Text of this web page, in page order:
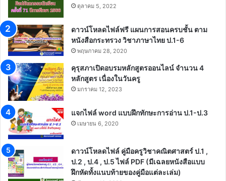
ตุลาคม 5, 2022
ดาวน์โหลดไฟล์ฟรี แผนการสอนครบชั้น ตาม
หนังสือกระทรวง วิชาภาษาไทย ป.1-6
พฤษภาคม 28, 2020
คุรุสภาเปิดอบรมหลักสูตรออนไลน์ จำนวน 4
หลักสูตร เนื่องในวันครู
มกราคม 12, 2023
แจกไฟล์ word แบบฝึกทักษะการอ่าน ป.1-ป.3
เมษายน 6, 2020
ดาวน์โหลดไฟล์ คู่มือครูวิชาคณิตศาสตร์ ป.1 ,
ป.2 , ป.4 , ป.5 ไฟล์ PDF (มีเฉลยหนังสือแบบ
ฝึกหัดทั้งแนบท้ายของคู่มือแต่ละเล่ม)